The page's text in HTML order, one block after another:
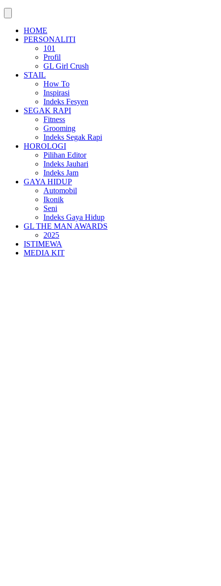
HOME
PERSONALITI
101
Profil
GL Girl Crush
STAIL
How To
Inspirasi
Indeks Fesyen
SEGAK RAPI
Fitness
Grooming
Indeks Segak Rapi
HOROLOGI
Pilihan Editor
Indeks Jauhari
Indeks Jam
GAYA HIDUP
Automobil
Ikonik
Seni
Indeks Gaya Hidup
GL THE MAN AWARDS
2025
ISTIMEWA
MEDIA KIT